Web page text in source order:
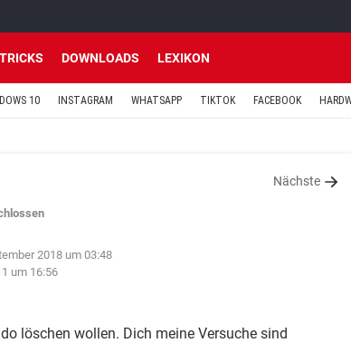
DOWNLOADS LEXIKON
10 INSTAGRAM WHATSAPP TIKTOK FACEBOOK
Nächste
2018 um 03:48
um 16:56
löschen wollen. Dich meine Versuche sind